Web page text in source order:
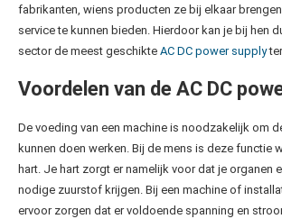
fabrikanten, wiens producten ze bij elkaar
service te kunnen bieden. Hierdoor kan je bij hen
sector de meest geschikte AC DC power supply
Voordelen van de AC DC
De voeding van een machine is noodzakelijk om
kunnen doen werken. Bij de mens is deze functie
hart. Je hart zorgt er namelijk voor dat je organen
nodige zuurstof krijgen. Bij een machine of
ervoor zorgen dat er voldoende spanning en